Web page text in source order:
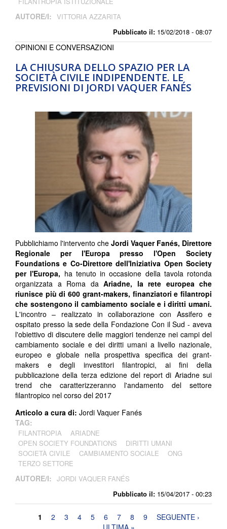
Pubblicato il: 15/02/2018 - 08:07
AUTORE/I: VITTORIA AZZARITA
LA CHIUSURA DELLO SPAZIO PER LA
SOCIETÀ CIVILE INDIPENDENTE. LE
PREVISIONI DI JORDI VAQUER FANÉS
Pubblicato il: 15/04/2017 - 00:23
OPINIONI E CONVERSAZIONI
Pubblichiamo l'intervento che Jordi Vaquer Fanés, Direttore
Regionale per l'Europa presso l'Open Society
Foundations e Co-Direttore dell'Iniziativa Open Society
per l'Europa, ha tenuto in occasione della tavola rotonda
organizzata a Roma da Ariadne, la rete europea che
riunisce più di 600 grant-makers, finanziatori e filantropi
che sostengono il cambiamento sociale e i diritti umani.
L'incontro – realizzato in collaborazione con Assifero e
ospitato presso la sede della Fondazione Con il Sud - aveva
l'obiettivo di discutere delle maggiori tendenze nei campi del
cambiamento sociale e dei diritti umani a livello nazionale,
europeo e globale nella prospettiva specifica dei grant-
makers e degli investitori filantropici, ai fini della
pubblicazione della terza edizione del report di Ariadne sui
trend che caratterizzeranno l'andamento del settore
filantropico nel corso del 2017
Articolo a cura di: Jordi Vaquer Fanés
TAG:
FILANTROPIA
ARIADNE
OPEN SOCIETY FOUNDATIONS
DIRITTI UMANI
SOCIETÀ CIVILE
CAMBIAMENTO SOCIALE
ONG
TERZO SETTORE
AUTORE/I: JORDI VAQUER FANÉS
Pagine
1 2 3 4 5 6 7 8 9
SEGUENTE ›